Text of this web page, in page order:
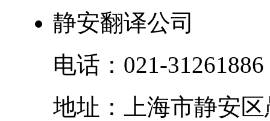
静安翻译公司
电话： 021-31261886
地址：
上海市静安区